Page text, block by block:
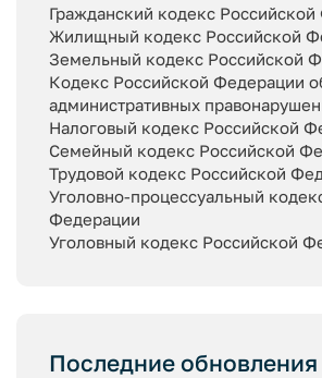
Гражданский кодекс
Жилищный кодекс Российской
Земельный кодекс Российской
Кодекс Российской Федерации
административных
Налоговый кодекс Российской
Семейный кодекс Российской
Трудовой кодекс Российской
Уголовно-процессуальный
Федерации
Уголовный кодекс Российской
Последние обновления